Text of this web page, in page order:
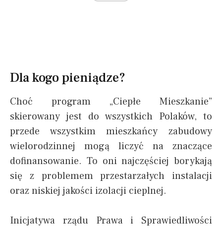
Dla kogo pieniądze?
Choć program „Ciepłe Mieszkanie”
skierowany jest do wszystkich Polaków, to
przede wszystkim mieszkańcy zabudowy
wielorodzinnej mogą liczyć na znaczące
dofinansowanie. To oni najczęściej borykają
się z problemem przestarzałych instalacji
oraz niskiej jakości izolacji cieplnej.
Inicjatywa rządu Prawa i Sprawiedliwości